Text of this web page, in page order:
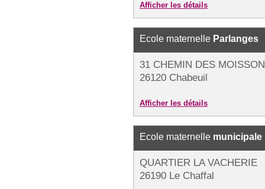
Afficher les détails
Ecole maternelle Parlanges
31 CHEMIN DES
26120 Chabeuil
Afficher les détails
Ecole maternelle municipale
QUARTIER LA VACHERIE
26190 Le Chaffal